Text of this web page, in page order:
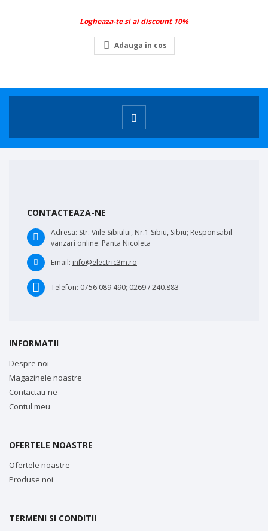
Logheaza-te si ai discount 10%
 Adauga in cos
CONTACTEAZA-NE
Adresa: Str. Viile Sibiului, Nr.1 Sibiu, Sibiu; Responsabil
vanzari online: Panta Nicoleta
Email: info@electric3m.ro
Telefon: 0756 089 490; 0269 / 240.883
INFORMATII
Despre noi
Magazinele noastre
Contactati-ne
Contul meu
OFERTELE NOASTRE
Ofertele noastre
Produse noi
TERMENI SI CONDITII